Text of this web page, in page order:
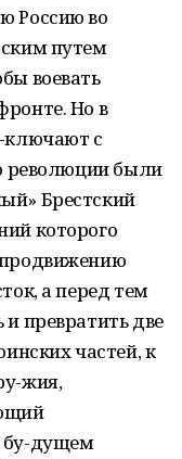
Россию во
путем
воевать
Но в
ключают с
революции были
Брестский
которого
продвижению
а перед тем
превратить две
частей, к
жия,
бу-дущем